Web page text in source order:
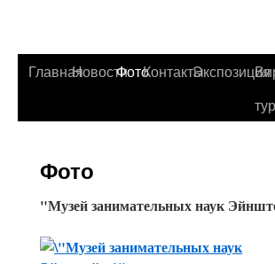
ГлавнаяНовостиФотоКонтактыЭкспозиция
тур
Фото
"Музей занимательных наук